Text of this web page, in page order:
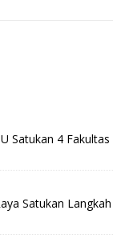
Satukan 4 Fakultas
Satukan Langkah